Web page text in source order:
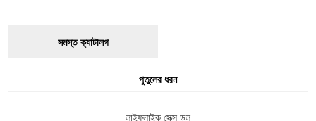
সমস্ত ক্যাটালগ
পুতুলের ধরন
লাইফলাইক সেক্স ডল